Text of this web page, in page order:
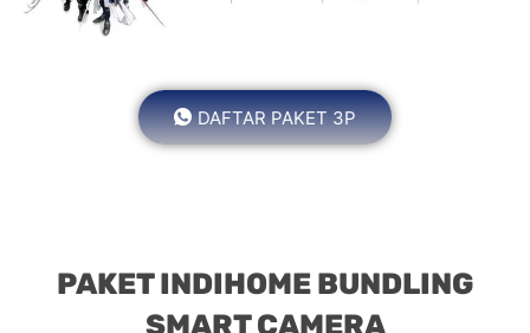
DAFTAR PAKET 3P
PAKET INDIHOME BUNDLING
SMART CAMERA